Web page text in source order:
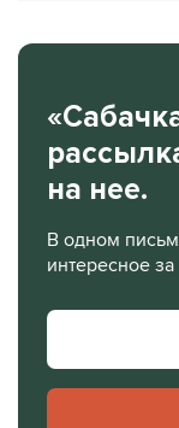
на нее.
В одном
интересное